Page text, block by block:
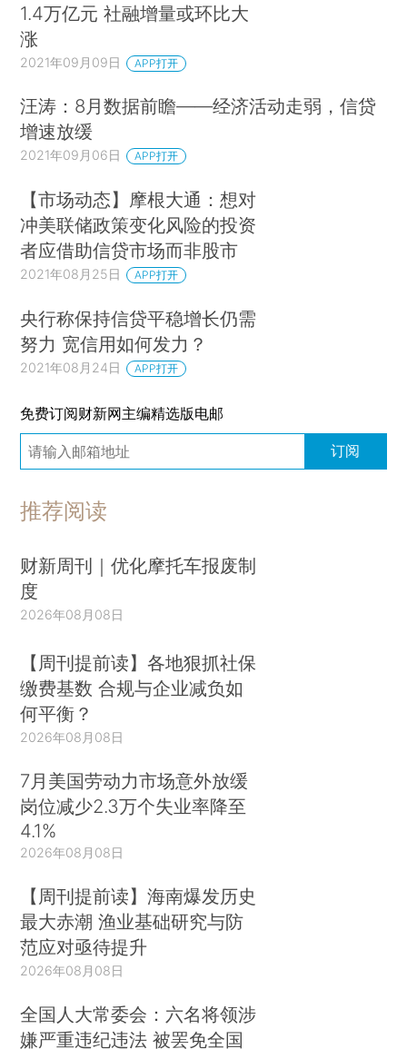
1.4万亿元 社融增量或环比大
涨
2021年09月09日 APP打开
汪涛：8月数据前瞻——经济活动走弱，信贷
增速放缓
2021年09月06日 APP打开
【市场动态】摩根大通：想对
冲美联储政策变化风险的投资
者应借助信贷市场而非股市
2021年08月25日 APP打开
央行称保持信贷平稳增长仍需
努力 宽信用如何发力？
2021年08月24日 APP打开
免费订阅财新网主编精选版电邮
订阅
推荐阅读
财新周刊｜优化摩托车报废制
度
2026年08月08日
【周刊提前读】各地狠抓社保
缴费基数 合规与企业减负如
何平衡？
2026年08月08日
7月美国劳动力市场意外放缓
岗位减少2.3万个失业率降至
4.1%
2026年08月08日
【周刊提前读】海南爆发历史
最大赤潮 渔业基础研究与防
范应对亟待提升
2026年08月08日
全国人大常委会：六名将领涉
嫌严重违纪违法 被罢免全国